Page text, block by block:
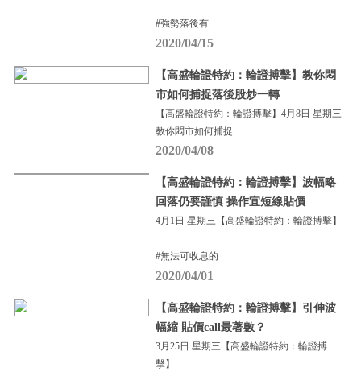
#強勢落後有
2020/04/15
【高盛輪證特約：輪證搏擊】教你悶
市如何捕捉落後股炒一轉
【高盛輪證特約：輪證搏擊】4月8日 星期三
教你悶市如何捕捉
2020/04/08
【高盛輪證特約：輪證搏擊】波幅略
回落仍要謹慎 操作宜短線貼價
4月1日 星期三【高盛輪證特約：輪證搏擊】
#無法可收息的
2020/04/01
【高盛輪證特約：輪證搏擊】引伸波
幅縮 貼價call最著數？
3月25日 星期三【高盛輪證特約：輪證搏
擊】